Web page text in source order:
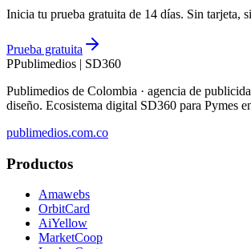
Inicia tu prueba gratuita de 14 días. Sin tarjeta,
Prueba gratuita
PPublimedios | SD360
Publimedios de Colombia · agencia de
diseño. Ecosistema digital SD360 para Pymes
publimedios.com.co
Productos
Amawebs
OrbitCard
AiYellow
MarketCoop